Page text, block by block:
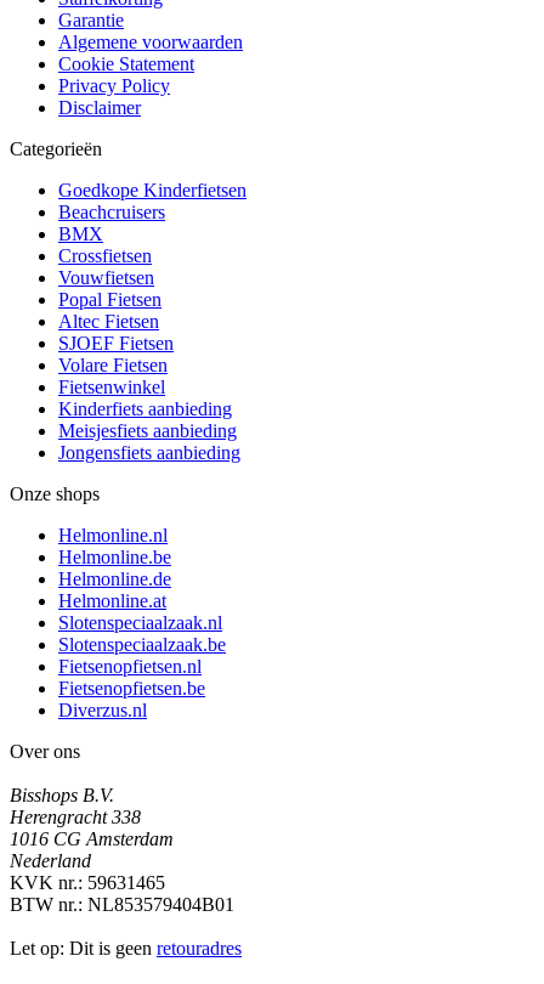
Garantie
Algemene voorwaarden
Cookie Statement
Privacy Policy
Disclaimer
Categorieën
Goedkope Kinderfietsen
Beachcruisers
BMX
Crossfietsen
Vouwfietsen
Popal Fietsen
Altec Fietsen
SJOEF Fietsen
Volare Fietsen
Fietsenwinkel
Kinderfiets aanbieding
Meisjesfiets aanbieding
Jongensfiets aanbieding
Onze shops
Helmonline.nl
Helmonline.be
Helmonline.de
Helmonline.at
Slotenspeciaalzaak.nl
Slotenspeciaalzaak.be
Fietsenopfietsen.nl
Fietsenopfietsen.be
Diverzus.nl
Over ons
Bisshops B.V.
Herengracht 338
1016 CG Amsterdam
Nederland
KVK nr.: 59631465
BTW nr.: NL853579404B01
Let op: Dit is geen retouradres